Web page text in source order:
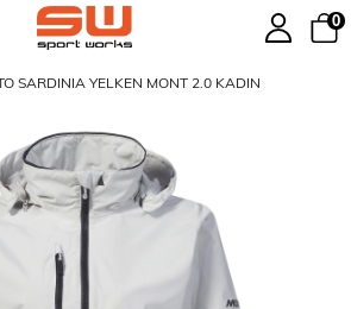
0
SARDINIA YELKEN MONT 2.0 KADIN